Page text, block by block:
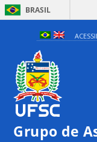
BRASIL
Grupo de